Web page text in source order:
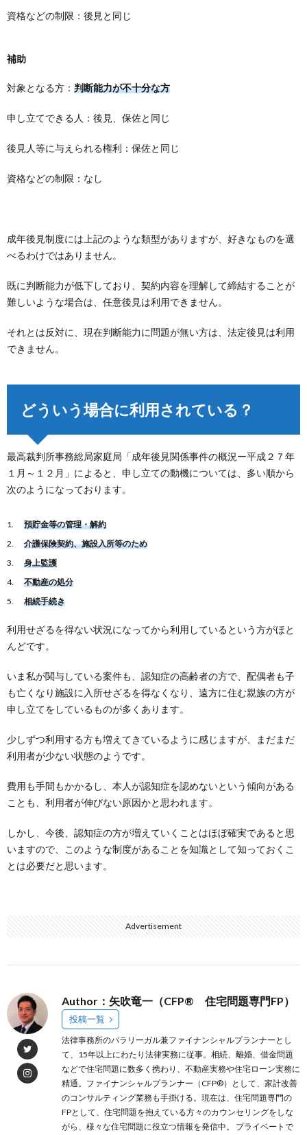
資格などの制限：後見と同じ
補助
対象となる方： 判断能力が不十分な方
申し立てできる人：後見、保佐と同じ
後見人等に与えられる権利：保佐と同じ
資格などの制限：なし
成年後見制度には上記のような類型がありますが、好きなものを選
べるわけではありません。
既に判断能力が低下しており、契約内容を理解して締結することが
難しいような場合は、任意後見は利用できません。
それとは反対に、現在判断能力に問題が無い方は、法定後見は利用
できません。
どういう場合に利用されている？
最高裁判所事務総局家庭局「成年後見関係事件の概況ー平成２７年
１月～１２月」によると、申し立ての動機については、多い順から
次のようになっております。
預貯金等の管理・解約
介護保険契約、施設入所等のため
身上監護
不動産の処分
相続手続き
利用せざるを得ない状況になってから利用しているという方がほと
んどです。
いま私が関与している案件も、認知症の高齢者の方で、配偶者も子
も亡くなり施設に入所せざるを得なくなり、遠方に住む親族の方が
申し立てをしているものが多くあります。
少しずつ利用する方も増えてきているように感じますが、まだまだ
利用者が少ない状態のようです。
費用も手間もかかるし、本人が認知症を認めないという傾向がある
ことも、利用者が伸びない原因かと思われます。
しかし、今後、認知症の方が増えていくことはほぼ確実であると思
いますので、このような制度があることを知識として知っておくこ
とは必要だと思います。
Advertisement
Author：矢吹竜一（CFP® 住宅問題専門FP）
投稿一覧
法律事務所のパラリーガル兼ファイナンシャルプランナーとし
て、15年以上にわたり法律実務に従事。相続、離婚、借金問題
などで住宅問題に数多く携わり、不動産実務や住宅ローン実務に
精通。ファイナンシャルプランナー（CFP®）として、家計改善
のコンサルティング業務も手掛ける。現在は、住宅問題専門の
FPとして、住宅問題を抱えている方々のカウンセリングをしな
がら、様々な住宅問題に役立つ情報を発信中。 プライベートで